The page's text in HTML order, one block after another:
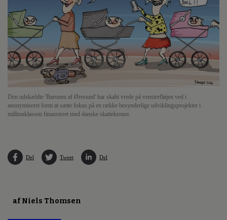
Den udskældte 'Baronen af Øresund' har skabt vrede på venstrefløjen ved i
anonymiseret form at sætte fokus på en række besynderlige udviklingsprojekter i
millionklassen finansieret med danske skattekroner.
Del Tweet Del
af Niels Thomsen